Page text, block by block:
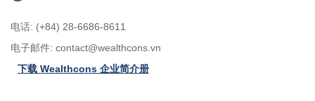
电话: (+84) 28-6686-8611
电子邮件: contact@wealthcons.vn
下载 Wealthcons 企业简介册